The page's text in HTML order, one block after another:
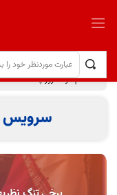
هفدهم مرداد روز پاسداشت
سرویس